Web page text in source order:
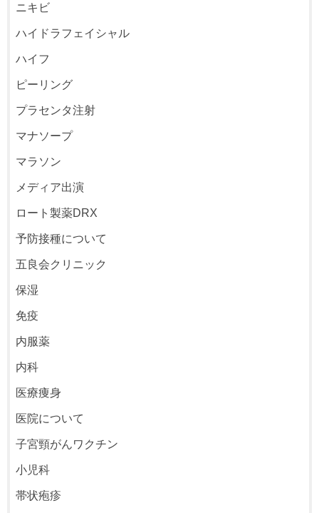
ニキビ
ハイドラフェイシャル
ハイフ
ピーリング
プラセンタ注射
マナソープ
マラソン
メディア出演
ロート製薬DRX
予防接種について
五良会クリニック
保湿
免疫
内服薬
内科
医療痩身
医院について
子宮頸がんワクチン
小児科
帯状疱疹